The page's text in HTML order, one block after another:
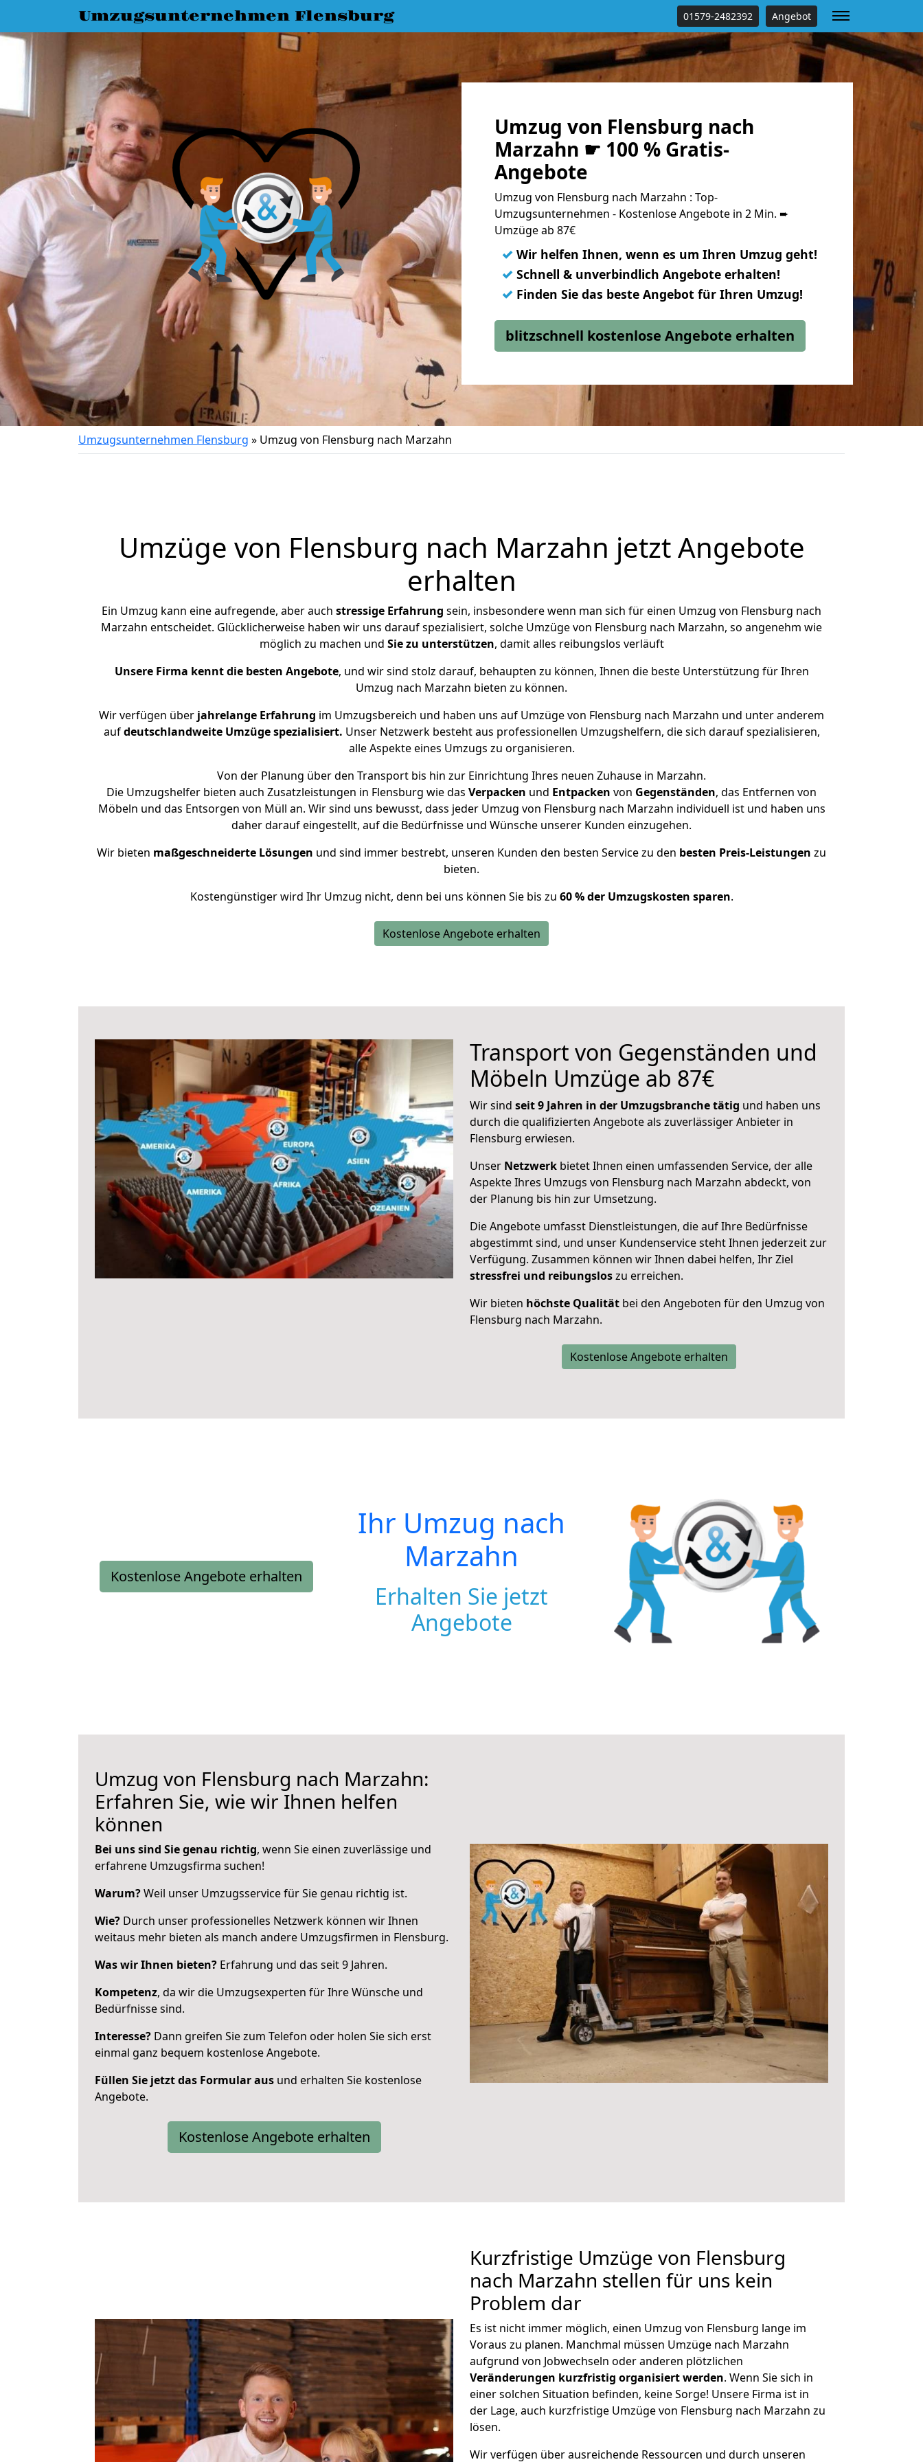
Umzugsunternehmen Flensburg 01579-2482392 Angebot
Umzug von Flensburg nach
Marzahn ☛ 100 % Gratis-
Angebote
Umzug von Flensburg nach Marzahn : Top-
Umzugsunternehmen - Kostenlose Angebote in 2 Min. ➨
Umzüge ab 87€
✓ Wir helfen Ihnen, wenn es um Ihren Umzug geht!
✓ Schnell & unverbindlich Angebote erhalten!
✓ Finden Sie das beste Angebot für Ihren Umzug!
blitzschnell kostenlose Angebote erhalten
Umzugsunternehmen Flensburg » Umzug von Flensburg nach Marzahn
Umzüge von Flensburg nach Marzahn jetzt Angebote
erhalten
Ein Umzug kann eine aufregende, aber auch stressige Erfahrung sein, insbesondere wenn man sich für einen Umzug von Flensburg nach
Marzahn entscheidet. Glücklicherweise haben wir uns darauf spezialisiert, solche Umzüge von Flensburg nach Marzahn, so angenehm wie
möglich zu machen und Sie zu unterstützen, damit alles reibungslos verläuft
Unsere Firma kennt die besten Angebote, und wir sind stolz darauf, behaupten zu können, Ihnen die beste Unterstützung für Ihren
Umzug nach Marzahn bieten zu können.
Wir verfügen über jahrelange Erfahrung im Umzugsbereich und haben uns auf Umzüge von Flensburg nach Marzahn und unter anderem
aufdeutschlandweite Umzüge spezialisiert. Unser Netzwerk besteht aus professionellen Umzugshelfern, die sich darauf spezialisieren,
alle Aspekte eines Umzugs zu organisieren.
Von der Planung über den Transport bis hin zur Einrichtung Ihres neuen Zuhause in Marzahn.
Die Umzugshelfer bieten auch Zusatzleistungen in Flensburg wie das Verpacken und Entpacken von Gegenständen, das Entfernen von
Möbeln und das Entsorgen von Müll an. Wir sind uns bewusst, dass jeder Umzug von Flensburg nach Marzahn individuell ist und haben uns
daher darauf eingestellt, auf die Bedürfnisse und Wünsche unserer Kunden einzugehen.
Wir bieten maßgeschneiderte Lösungen und sind immer bestrebt, unseren Kunden den besten Service zu den besten Preis-Leistungen zu
bieten.
Kostengünstiger wird Ihr Umzug nicht, denn bei uns können Sie bis zu 60 % der Umzugskosten sparen.
Kostenlose Angebote erhalten
Transport von Gegenständen und
Möbeln Umzüge ab 87€
Wir sind seit 9 Jahren in der Umzugsbranche tätig und haben uns
durch die qualifizierten Angebote als zuverlässiger Anbieter in
Flensburg erwiesen.
Unser Netzwerk bietet Ihnen einen umfassenden Service, der alle
Aspekte Ihres Umzugs von Flensburg nach Marzahn abdeckt, von
der Planung bis hin zur Umsetzung.
Die Angebote umfasst Dienstleistungen, die auf Ihre Bedürfnisse
abgestimmt sind, und unser Kundenservice steht Ihnen jederzeit zur
Verfügung. Zusammen können wir Ihnen dabei helfen, Ihr Ziel
stressfrei und reibungsloszu erreichen.
Wir bieten höchste Qualität bei den Angeboten für den Umzug von
Flensburg nach Marzahn.
Kostenlose Angebote erhalten
Kostenlose Angebote erhalten
Ihr Umzug nach
Marzahn
Erhalten Sie jetzt
Angebote
Umzug von Flensburg nach Marzahn:
Erfahren Sie, wie wir Ihnen helfen
können
Bei uns sind Sie genau richtig, wenn Sie einen zuverlässige und
erfahrene Umzugsfirma suchen!
Warum?Weil unser Umzugsservice für Sie genau richtig ist.
Wie? Durch unser professionelles Netzwerk können wir Ihnen
weitaus mehr bieten als manch andere Umzugsfirmen in Flensburg.
Was wir Ihnen bieten? Erfahrung und das seit 9 Jahren.
Kompetenz, da wir die Umzugsexperten für Ihre Wünsche und
Bedürfnisse sind.
Interesse? Dann greifen Sie zum Telefon oder holen Sie sich erst
einmal ganz bequem kostenlose Angebote.
Füllen Sie jetzt das Formular aus und erhalten Sie kostenlose
Angebote.
Kostenlose Angebote erhalten
Kurzfristige Umzüge von Flensburg
nach Marzahn stellen für uns kein
Problem dar
Es ist nicht immer möglich, einen Umzug von Flensburg lange im
Voraus zu planen. Manchmal müssen Umzüge nach Marzahn
aufgrund von Jobwechseln oder anderen plötzlichen
Veränderungen kurzfristig organisiert werden. Wenn Sie sich in
einer solchen Situation befinden, keine Sorge! Unsere Firma ist in
der Lage, auch kurzfristige Umzüge von Flensburg nach Marzahn zu
lösen.
Wir verfügen über ausreichende Ressourcen und durch unseren